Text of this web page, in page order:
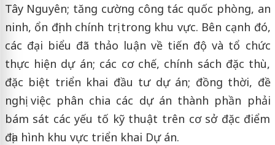
Tây Nguyên; tăng cường công tác quốc phòng, an
ninh, ổn định chính trị trong khu vực. Bên cạnh đó,
các đại biểu đã thảo luận về tiến độ và tổ chức
thực hiện dự án; các cơ chế, chính sách đặc thù,
đặc biệt triển khai đầu tư dự án; đồng thời, đề
nghị việc phân chia các dự án thành phần phải
bám sát các yếu tố kỹ thuật trên cơ sở đặc điểm
địa hình khu vực triển khai Dự án.